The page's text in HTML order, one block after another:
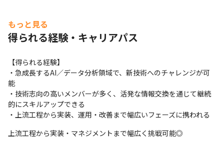
もっと見る
得られる経験・キャリアパス
【得られる経験】
・急成長するAI／データ分析領域で、新技術へのチャレンジが可
能
・技術志向の高いメンバーが多く、活発な情報交換を通じて継続
的にスキルアップできる
・上流工程から実装、運用・改善まで幅広いフェーズに携われる
上流工程から実装・マネジメントまで幅広く挑戦可能◎